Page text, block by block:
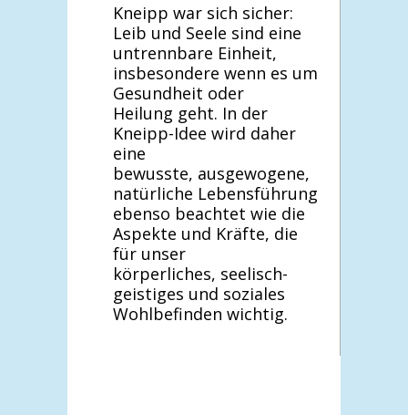
Kneipp war sich sicher:
Leib und Seele sind eine
untrennbare Einheit,
insbesondere wenn es um
Gesundheit oder
Heilung geht. In der
Kneipp-Idee wird daher
eine
bewusste, ausgewogene,
natürliche Lebensführung
ebenso beachtet wie die
Aspekte und Kräfte, die
für unser
körperliches, seelisch-
geistiges und soziales
Wohlbefinden wichtig.